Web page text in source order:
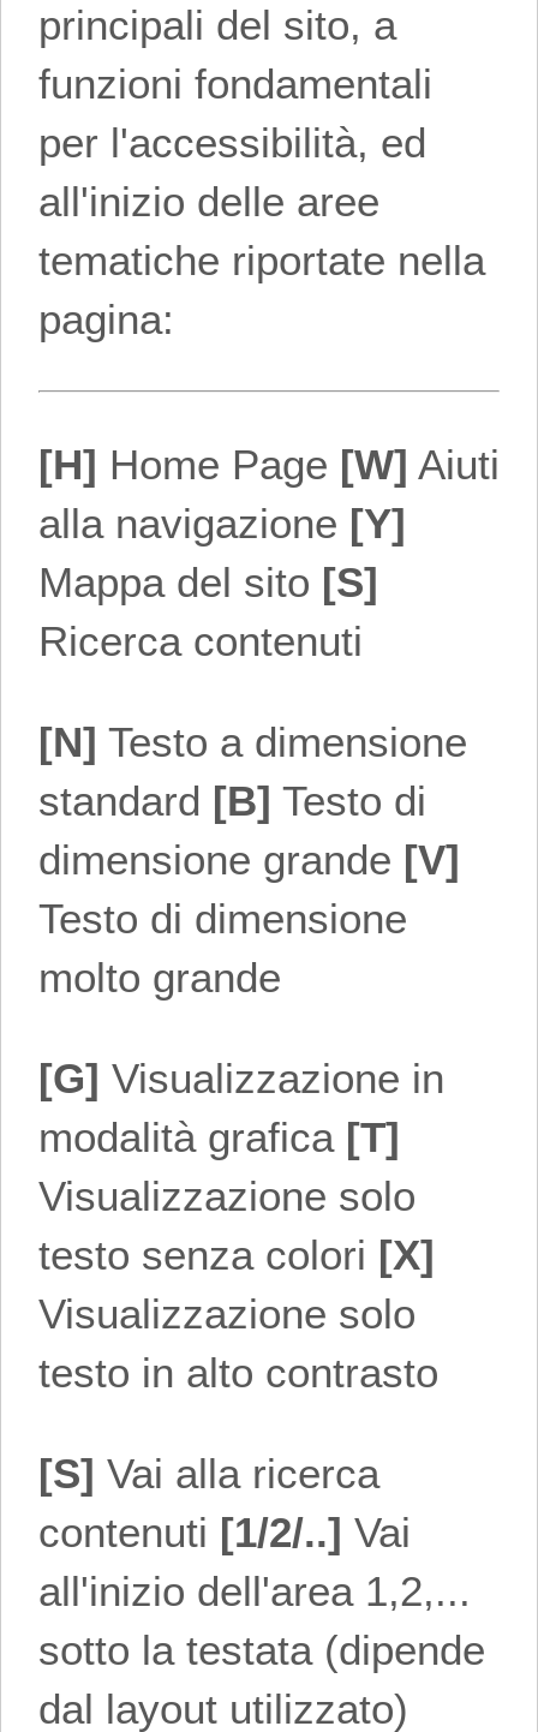
principali del sito, a
funzioni fondamentali
per l'accessibilità, ed
all'inizio delle aree
tematiche riportate nella
pagina:
[H] Home Page [W] Aiuti
alla navigazione [Y]
Mappa del sito [S]
Ricerca contenuti
[N] Testo a dimensione
standard [B] Testo di
dimensione grande [V]
Testo di dimensione
molto grande
[G] Visualizzazione in
modalità grafica [T]
Visualizzazione solo
testo senza colori [X]
Visualizzazione solo
testo in alto contrasto
[S] Vai alla ricerca
contenuti [1/2/..] Vai
all'inizio dell'area 1,2,...
sotto la testata (dipende
dal layout utilizzato)